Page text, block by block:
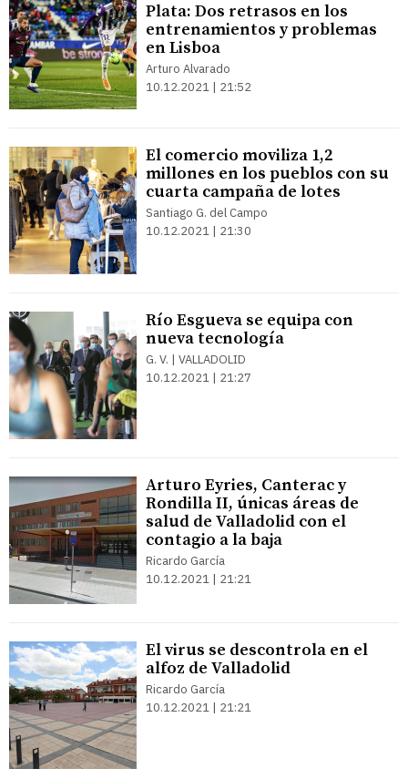
Plata: Dos retrasos en los
entrenamientos y problemas
en Lisboa
Arturo Alvarado
10.12.2021 | 21:52
El comercio moviliza 1,2
millones en los pueblos con su
cuarta campaña de lotes
Santiago G. del Campo
10.12.2021 | 21:30
Río Esgueva se equipa con
nueva tecnología
G. V. | VALLADOLID
10.12.2021 | 21:27
Arturo Eyries, Canterac y
Rondilla II, únicas áreas de
salud de Valladolid con el
contagio a la baja
Ricardo García
10.12.2021 | 21:21
El virus se descontrola en el
alfoz de Valladolid
Ricardo García
10.12.2021 | 21:21